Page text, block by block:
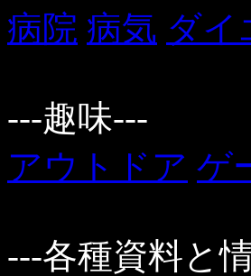
病院 病気 ダイ
---趣味---
アウトドア ゲ
---各種資料と